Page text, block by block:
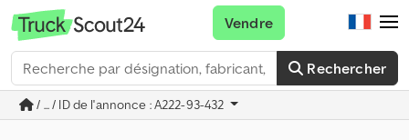
Rechercher
Vendre
/ ... / ID de l'annonce : A222-93-432